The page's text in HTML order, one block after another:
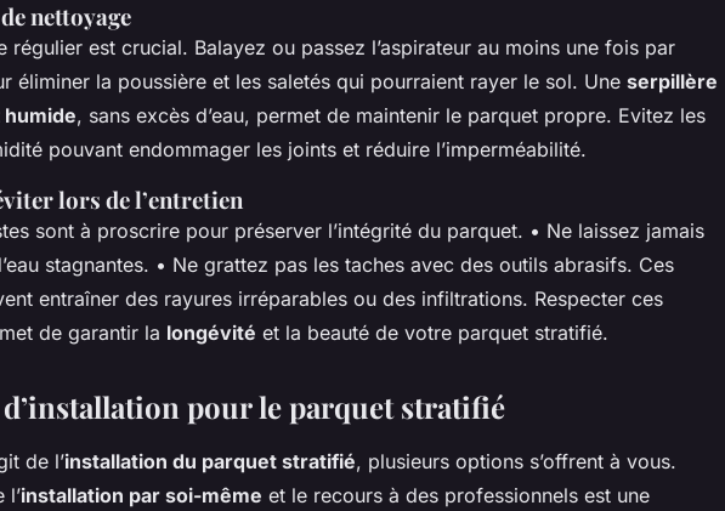
nettoyage
régulier est crucial. Balayez ou passez l’aspirateur au moins une fois par
éliminer la poussière et les saletés qui pourraient rayer le sol. Une serpillère
, sans excès d’eau, permet de maintenir le parquet propre. Evitez les
pouvant endommager les joints et réduire l’imperméabilité.
lors de l’entretien
sont à proscrire pour préserver l’intégrité du parquet. • Ne laissez jamais
stagnantes. • Ne grattez pas les taches avec des outils abrasifs. Ces
entraîner des rayures irréparables ou des infiltrations. Respecter ces
de garantir la longévité et la beauté de votre parquet stratifié.
pour le parquet stratifié
de l’installation du parquet stratifié, plusieurs options s’offrent à vous.
l’installation par soi-même et le recours à des professionnels est une